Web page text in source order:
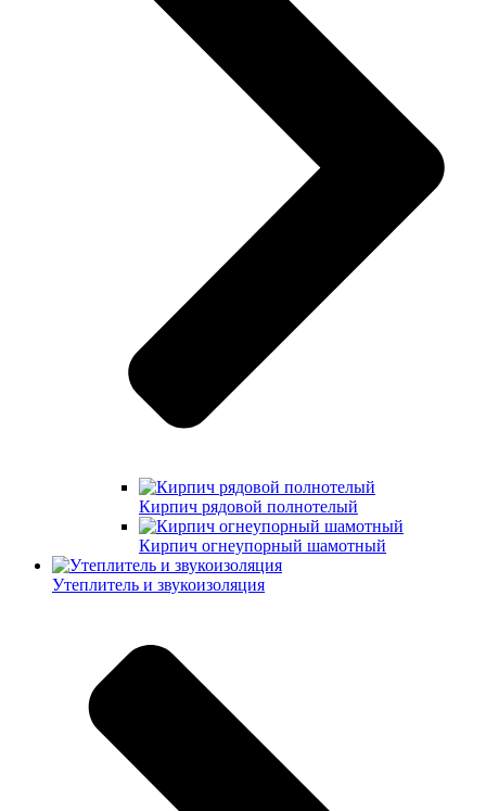
Кирпич рядовой полнотелый
Кирпич огнеупорный шамотный
Утеплитель и звукоизоляция